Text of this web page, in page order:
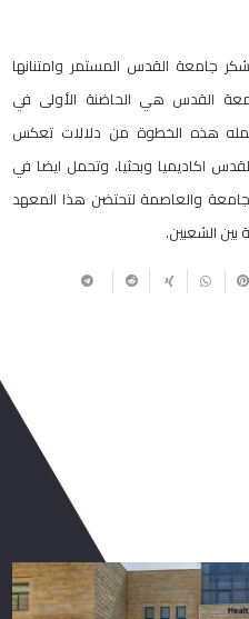
جامعة القدس المستمر وامتنانها
القدس هي الحاضنة الأولى في
هذه الخطوة من دلالات تعكس
اكاديميا وبحثيا، وتحمل ايضا في
والعاصمة لتحتضن هذا المعهد
بين الشعبين.